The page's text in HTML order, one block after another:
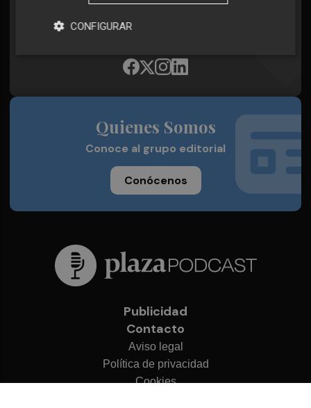
Síguenos en redes
Plaza Podcast, desde cualquier medio
Quienes Somos
Conoce al grupo editorial
Conócenos
Publicidad
Contacto
Aviso legal
Política de privacidad
Cookies
CONFIGURAR